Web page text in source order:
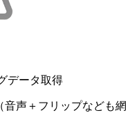
データ取得
声＋フリップなども網